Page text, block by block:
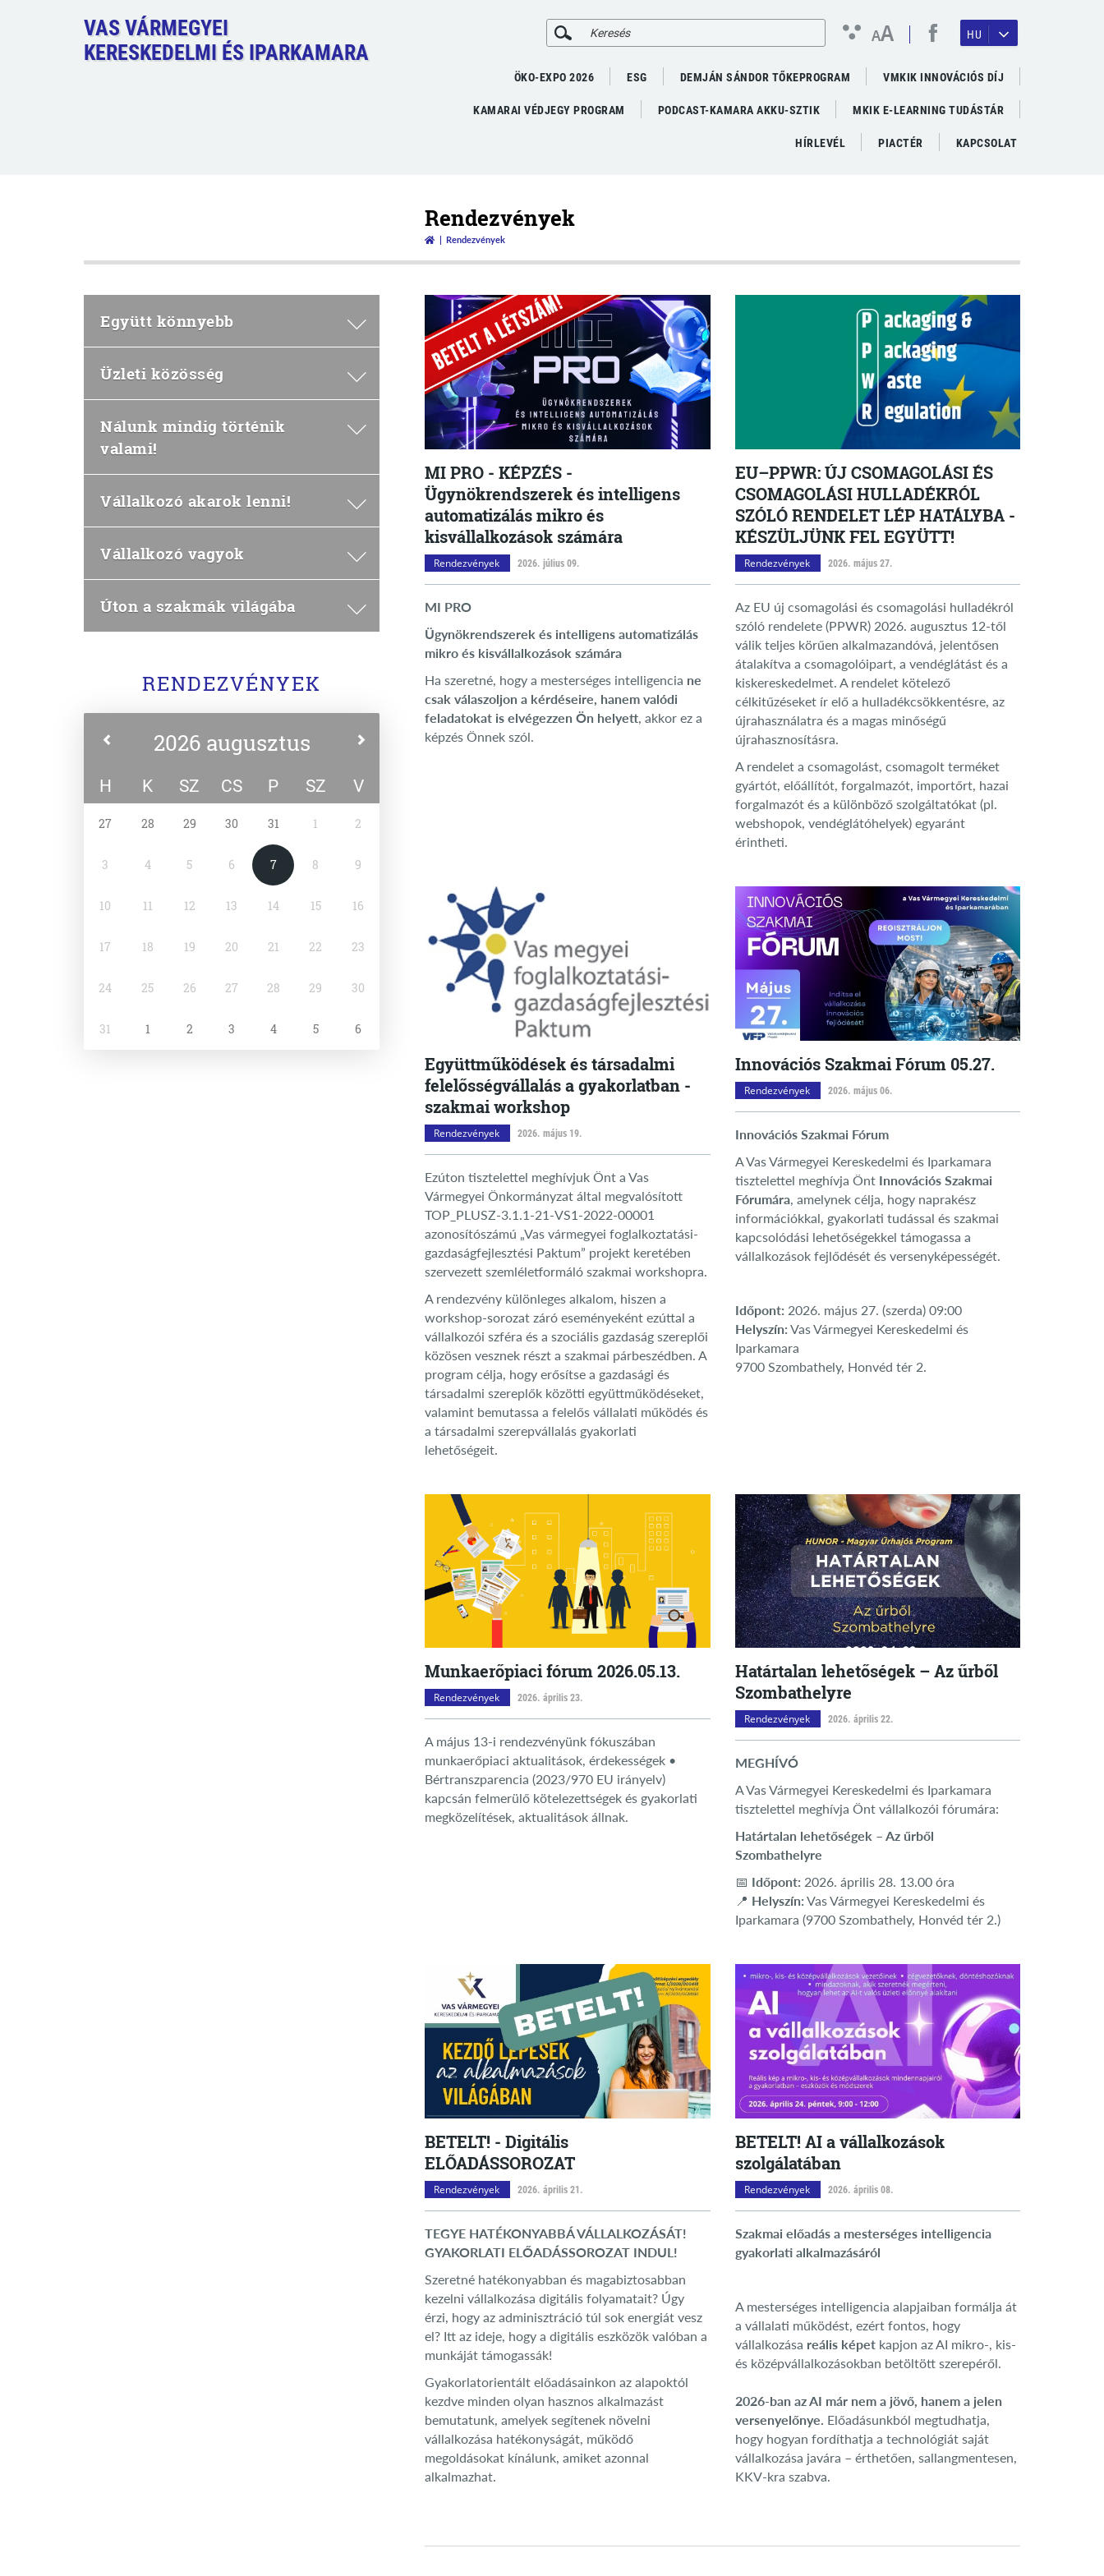
VAS VÁRMEGYEI
KERESKEDELMI ÉS IPARKAMARA
AA HU
ÖKO-EXPO 2026 ESG DEMJÁN SÁNDOR TŐKEPROGRAM VMKIK INNOVÁCIÓS DÍJ
KAMARAI VÉDJEGY PROGRAM PODCAST-KAMARA AKKU-SZTIK MKIK E-LEARNING TUDÁSTÁR
HÍRLEVÉL PIACTÉR KAPCSOLAT
Rendezvények
Rendezvények
Együtt könnyebb
Üzleti közösség
Nálunk mindig történik
valami!
Vállalkozó akarok lenni!
Vállalkozó vagyok
Úton a szakmák világába
RENDEZVÉNYEK
2026 augusztus
H K SZ CS P SZ V
27 28 29 30 31 1 2
3 4 5 6 7 8 9
10 11 12 13 14 15 16
17 18 19 20 21 22 23
24 25 26 27 28 29 30
31 1 2 3 4 5 6
MI PRO - KÉPZÉS -
Ügynökrendszerek és intelligens
automatizálás mikro és
kisvállalkozások számára
Rendezvények 2026. július 09.
MI PRO
Ügynökrendszerek és intelligens automatizálás
mikro és kisvállalkozások számára
Ha szeretné, hogy a mesterséges intelligencia ne
csak válaszoljon a kérdéseire, hanem valódi
feladatokat is elvégezzen Ön helyett, akkor ez a
képzés Önnek szól.
EU–PPWR: ÚJ CSOMAGOLÁSI ÉS
CSOMAGOLÁSI HULLADÉKRÓL
SZÓLÓ RENDELET LÉP HATÁLYBA -
KÉSZÜLJÜNK FEL EGYÜTT!
Rendezvények 2026. május 27.
Az EU új csomagolási és csomagolási hulladékról
szóló rendelete (PPWR) 2026. augusztus 12-től
válik teljes körűen alkalmazandóvá, jelentősen
átalakítva a csomagolóipart, a vendéglátást és a
kiskereskedelmet. A rendelet kötelező
célkitűzéseket ír elő a hulladékcsökkentésre, az
újrahasználatra és a magas minőségű
újrahasznosításra.
A rendelet a csomagolást, csomagolt terméket
gyártót, előállítót, forgalmazót, importőrt, hazai
forgalmazót és a különböző szolgáltatókat (pl.
webshopok, vendéglátóhelyek) egyaránt
érintheti.
Együttműködések és társadalmi
felelősségvállalás a gyakorlatban -
szakmai workshop
Rendezvények 2026. május 19.
Ezúton tisztelettel meghívjuk Önt a Vas
Vármegyei Önkormányzat által megvalósított
TOP_PLUSZ-3.1.1-21-VS1-2022-00001
azonosítószámú „Vas vármegyei foglalkoztatási-
gazdaságfejlesztési Paktum” projekt keretében
szervezett szemléletformáló szakmai workshopra.
A rendezvény különleges alkalom, hiszen a
workshop-sorozat záró eseményeként ezúttal a
vállalkozói szféra és a szociális gazdaság szereplői
közösen vesznek részt a szakmai párbeszédben. A
program célja, hogy erősítse a gazdasági és
társadalmi szereplők közötti együttműködéseket,
valamint bemutassa a felelős vállalati működés és
a társadalmi szerepvállalás gyakorlati
lehetőségeit.
Innovációs Szakmai Fórum 05.27.
Rendezvények 2026. május 06.
Innovációs Szakmai Fórum
A Vas Vármegyei Kereskedelmi és Iparkamara
tisztelettel meghívja Önt Innovációs Szakmai
Fórumára, amelynek célja, hogy naprakész
információkkal, gyakorlati tudással és szakmai
kapcsolódási lehetőségekkel támogassa a
vállalkozások fejlődését és versenyképességét.
Időpont: 2026. május 27. (szerda) 09:00
Helyszín: Vas Vármegyei Kereskedelmi és
Iparkamara
9700 Szombathely, Honvéd tér 2.
Munkaerőpiaci fórum 2026.05.13.
Rendezvények 2026. április 23.
A május 13-i rendezvényünk fókuszában
munkaerőpiaci aktualitások, érdekességek •
Bértranszparencia (2023/970 EU irányelv)
kapcsán felmerülő kötelezettségek és gyakorlati
megközelítések, aktualitások állnak.
Határtalan lehetőségek – Az űrből
Szombathelyre
Rendezvények 2026. április 22.
MEGHÍVÓ
A Vas Vármegyei Kereskedelmi és Iparkamara
tisztelettel meghívja Önt vállalkozói fórumára:
Határtalan lehetőségek – Az űrből
Szombathelyre
📅 Időpont: 2026. április 28. 13.00 óra
📍 Helyszín: Vas Vármegyei Kereskedelmi és
Iparkamara (9700 Szombathely, Honvéd tér 2.)
BETELT! - Digitális
ELŐADÁSSOROZAT
Rendezvények 2026. április 21.
TEGYE HATÉKONYABBÁ VÁLLALKOZÁSÁT!
GYAKORLATI ELŐADÁSSOROZAT INDUL!
Szeretné hatékonyabban és magabiztosabban
kezelni vállalkozása digitális folyamatait? Úgy
érzi, hogy az adminisztráció túl sok energiát vesz
el? Itt az ideje, hogy a digitális eszközök valóban a
munkáját támogassák!
Gyakorlatorientált előadásainkon az alapoktól
kezdve minden olyan hasznos alkalmazást
bemutatunk, amelyek segítenek növelni
vállalkozása hatékonyságát, működő
megoldásokat kínálunk, amiket azonnal
alkalmazhat.
BETELT! AI a vállalkozások
szolgálatában
Rendezvények 2026. április 08.
Szakmai előadás a mesterséges intelligencia
gyakorlati alkalmazásáról
A mesterséges intelligencia alapjaiban formálja át
a vállalati működést, ezért fontos, hogy
vállalkozása reális képet kapjon az AI mikro-, kis-
és középvállalkozásokban betöltött szerepéről.
2026-ban az AI már nem a jövő, hanem a jelen
versenyelőnye. Előadásunkból megtudhatja,
hogy hogyan fordíthatja a technológiát saját
vállalkozása javára – érthetően, sallangmentesen,
KKV-kra szabva.